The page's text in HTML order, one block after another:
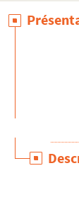
316.
321.
324.
326. «
328.
405.
413.
432. Une